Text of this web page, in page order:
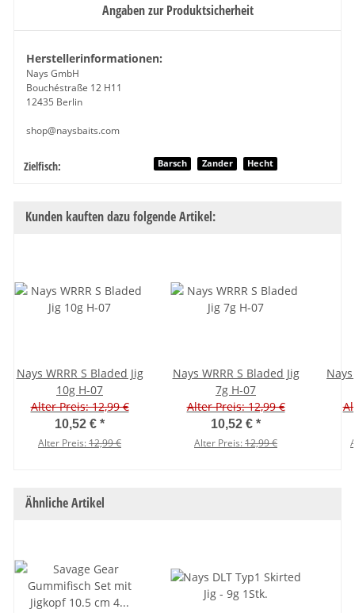
Angaben zur Produktsicherheit
Herstellerinformationen:
Nays GmbH
Bouchéstraße 12 H11
12435 Berlin
shop@naysbaits.com
Produkteigenschaft
Wert
Zielfisch: Barsch Zander Hecht
Kunden kauften dazu folgende Artikel:
Nays WRRR S Bladed Jig
10g H-07
Alter Preis: 12,99 €
10,52 € *
Alter Preis:12,99 €
Nays WRRR S Bladed Jig
7g H-07
Alter Preis: 12,99 €
10,52 € *
Alter Preis:12,99 €
Ähnliche Artikel